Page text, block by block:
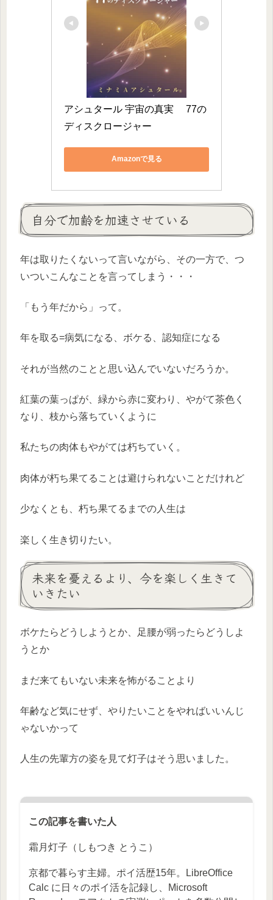
アシュタール 宇宙の真実　 77の
ディスクロージャー
Amazonで見る
自分で加齢を加速させている
年は取りたくないって言いながら、その一方で、つ
いついこんなことを言ってしまう・・・
「もう年だから」って。
年を取る=病気になる、ボケる、認知症になる
それが当然のことと思い込んでいないだろうか。
紅葉の葉っぱが、緑から赤に変わり、やがて茶色く
なり、枝から落ちていくように
私たちの肉体もやがては朽ちていく。
肉体が朽ち果てることは避けられないことだけれど
少なくとも、朽ち果てるまでの人生は
楽しく生き切りたい。
未来を憂えるより、今を楽しく生きて
いきたい
ボケたらどうしようとか、足腰が弱ったらどうしよ
うとか
まだ来てもいない未来を怖がることより
年齢など気にせず、やりたいことをやればいいんじ
ゃないかって
人生の先輩方の姿を見て灯子はそう思いました。
この記事を書いた人
霜月灯子（しもつき とうこ）
京都で暮らす主婦。ポイ活歴15年。LibreOffice
Calc に日々のポイ活を記録し、Microsoft